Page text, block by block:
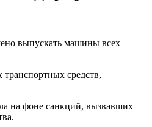
выпускать машины всех
средств,
на фоне санкций, вызвавших